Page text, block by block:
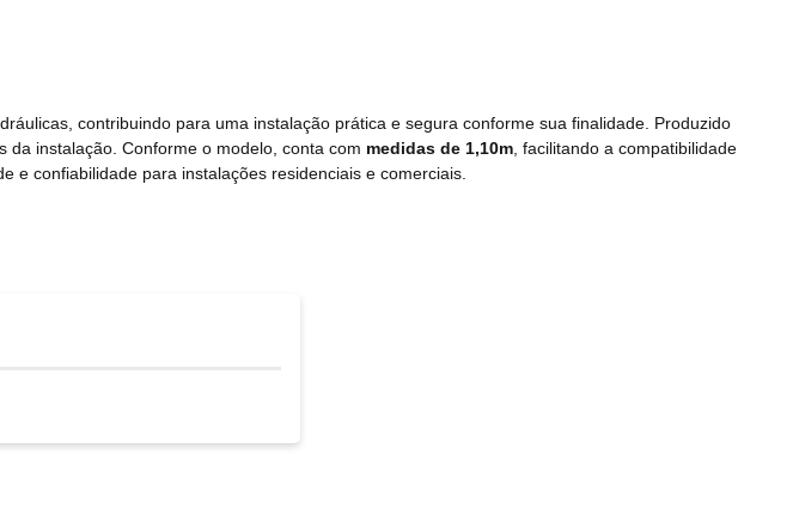
contribuindo para uma instalação prática e segura conforme sua finalidade. Produzido
da instalação. Conforme o modelo, conta com medidas de 1,10m , facilitando a compatibilidade
e confiabilidade para instalações residenciais e comerciais.